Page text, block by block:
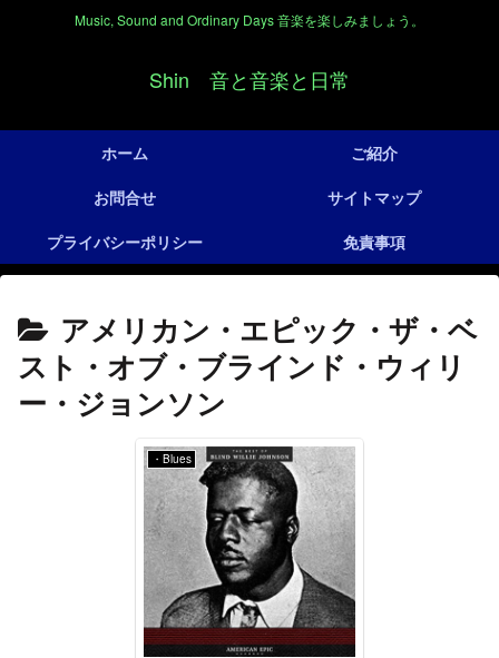
Music, Sound and Ordinary Days 音楽を楽しみましょう。
Shin 音と音楽と日常
ホーム
ご紹介
お問合せ
サイトマップ
プライバシーポリシー
免責事項
アメリカン・エピック・ザ・ベ
スト・オブ・ブラインド・ウィリ
ー・ジョンソン
・Blues